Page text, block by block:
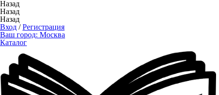
Назад
Назад
Назад
Вход /Регистрация
Ваш город: Москва
Каталог